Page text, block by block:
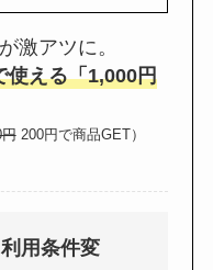
プライム会員
ンク）
激アツに。
える「1,000円
200円で商品GET）
用条件変